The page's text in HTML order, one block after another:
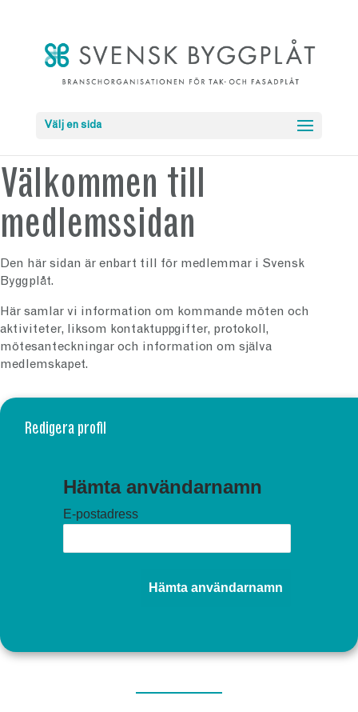
Välj en sida
Välkommen till
medlemssidan
Den här sidan är enbart till för medlemmar i Svensk
Byggplåt.
Här samlar vi information om kommande möten och
aktiviteter, liksom kontaktuppgifter, protokoll,
mötesanteckningar och information om själva
medlemskapet.
Redigera profil
Hämta användarnamn
E-postadress